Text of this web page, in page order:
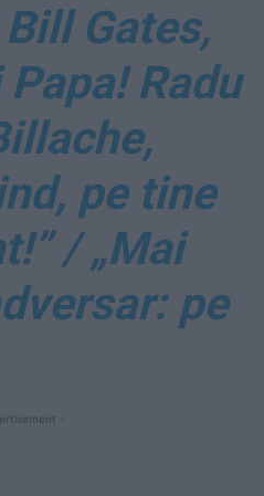
Gates,
Radu
pe tine
/ „Mai
pe
-